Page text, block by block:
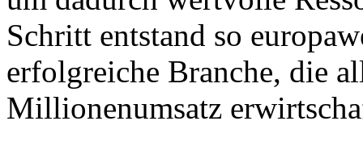
Schritt entstand so
erfolgreiche Branche, die
Millionenumsatz